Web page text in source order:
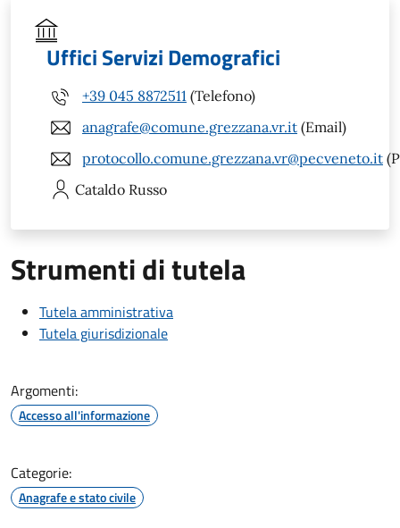
Uffici Servizi Demografici
+39 045 8872511 (Telefono)
anagrafe@comune.grezzana.vr.it (Email)
protocollo.comune.grezzana.vr@pecveneto.it
Cataldo Russo
Strumenti di tutela
Tutela amministrativa
Tutela giurisdizionale
Argomenti:
Accesso all'informazione
Categorie:
Anagrafe e stato civile